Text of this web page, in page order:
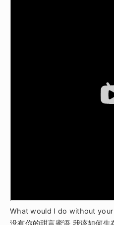
What would I do without